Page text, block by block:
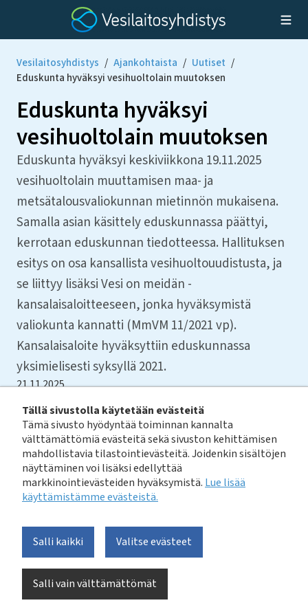
Tällä sivustolla käytetään evästeitä
Tämä sivusto hyödyntää toiminnan kannalta
välttämättömiä evästeitä sekä sivuston kehittämisen
mahdollistavia tilastointievästeitä. Joidenkin sisältöjen
näyttäminen voi lisäksi edellyttää
markkinointievästeiden hyväksymistä. Lue lisää
käyttämistämme evästeistä.​​​​​​
Salli kaikki
Salli vain välttämättömät
Valitse evästeet
Vesilaitosyhdistys / Ajankohtaista / Uutiset /
Eduskunta hyväksyi vesihuoltolain muutoksen
Eduskunta hyväksyi
vesihuoltolain muutoksen
Eduskunta hyväksyi keskiviikkona 19.11.2025
vesihuoltolain muuttamisen maa- ja
metsätalousvaliokunnan mietinnön mukaisena.
Samalla asian käsittely eduskunnassa päättyi,
kerrotaan eduskunnan tiedotteessa. Hallituksen
esitys on osa kansallista vesihuoltouudistusta, ja
se liittyy lisäksi Vesi on meidän -
kansalaisaloitteeseen, jonka hyväksymistä
valiokunta kannatti (MmVM 11/2021 vp).
Kansalaisaloite hyväksyttiin eduskunnassa
yksimielisesti syksyllä 2021.
21.11.2025
Lue alkuperäinen tiedote eduskunnan verkkopalvelusta
tästä linkistä.
Vesihuoltolakia muutetaan siten, että vesihuollon
toiminta turvataan ja vesivarat pidetään kansallisissa
käsissä. Valiokunta piti esitystä tarpeellisena ja puoltaa
siihen sisältyvän lakiehdotuksen hyväksymistä osin
muutettuna. Mietintö on yksimielinen.
Lakiin lisätään säännös, jonka mukaan kunta ei saa